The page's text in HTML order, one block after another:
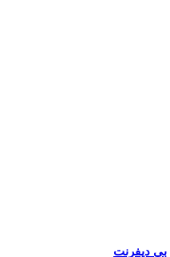
بي ديفرنت